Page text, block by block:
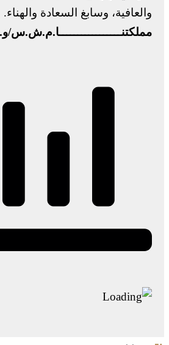
والعافية، وسابغ السعادة والهناء.
مملكتنـــــــــــــــــا.م.ش.س/